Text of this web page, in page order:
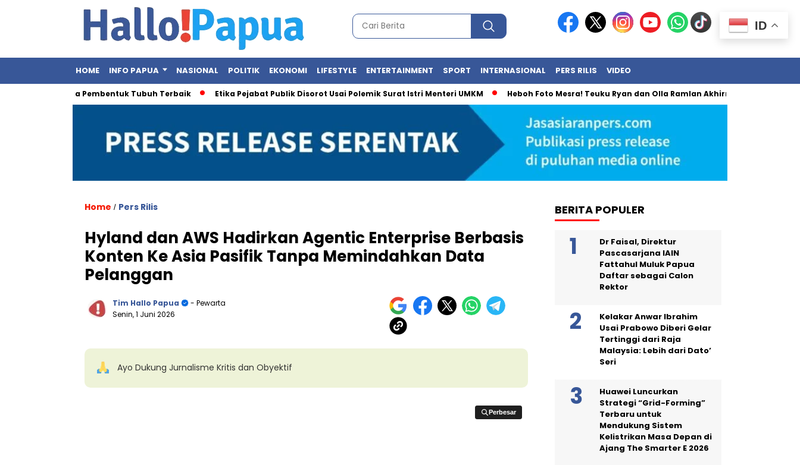
HOME INFO PAPUA NASIONAL POLITIK EKONOMI LIFESTYLE ENTERTAINMENT SPORT INTERNASIONAL PERS RILIS VIDEO
Olahraga Pembentuk Tubuh Terbaik Etika Pejabat Publik Disorot Usai Polemik Surat Istri Menteri UMKM Heboh Foto Mesra! Teuku Ryan dan Olla Ramlan Akhirnya Angkat Bicara
Home / Pers Rilis
Hyland dan AWS Hadirkan Agentic Enterprise Berbasis
Konten Ke Asia Pasifik Tanpa Memindahkan Data
Pelanggan
Tim Hallo Papua
- Pewarta
Senin, 1 Juni 2026
Ayo Dukung Jurnalisme Kritis dan Obyektif
Perbesar
Perbesar
BERITA POPULER
Dr Faisal, Direktur
Pascasarjana IAIN
Fattahul Muluk Papua
Daftar sebagai Calon
Rektor
Kelakar Anwar Ibrahim
Usai Prabowo Diberi Gelar
Tertinggi dari Raja
Malaysia: Lebih dari Dato’
Seri
Huawei Luncurkan
Strategi “Grid-Forming”
Terbaru untuk
Mendukung Sistem
Kelistrikan Masa Depan di
Ajang The Smarter E 2026
ID